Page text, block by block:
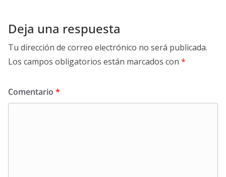
Deja una respuesta
Tu dirección de correo electrónico no será publicada.
Los campos obligatorios están marcados con *
Comentario *